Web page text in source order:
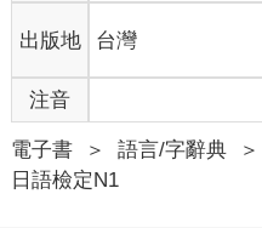
30天的學習，將可以明確的收
練習，拿下檢定高分，不是難事
【本書特色】
特點一：最符合應考邏輯的詞
單字考試的出題中，往往為了
選項跟正確的答案多半會安排
出版地 台灣
注音
電子書 ＞ 語言/字辭典 ＞
日語檢定N1